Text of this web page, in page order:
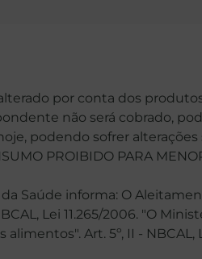
por conta dos
não será cobrado,
podendo sofrer
PROIBIDO PARA
da Saúde informa: O
Lei 11.265/2006. "O
Art. 5º, II - NBCAL,